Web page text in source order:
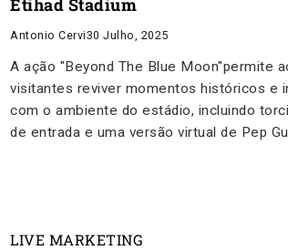
Etihad Stadium
Antonio Cervi30 Julho, 2025
A ação "Beyond The Blue Moon"permite
visitantes reviver momentos históricos e
com o ambiente do estádio, incluindo
de entrada e uma versão virtual de Pep
LIVE MARKETING